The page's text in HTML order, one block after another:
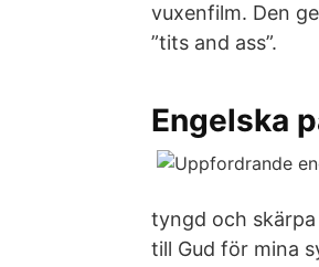
vuxenfilm. Den
”tits and ass”.
Engelska
tyngd och
till Gud för mina